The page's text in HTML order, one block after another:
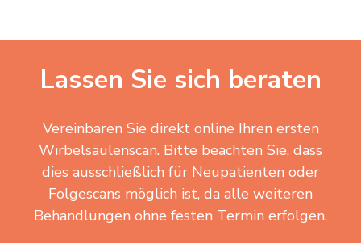
Lassen Sie sich beraten
Vereinbaren Sie direkt online Ihren ersten
Wirbelsäulenscan. Bitte beachten Sie, dass
dies ausschließlich für Neupatienten oder
Folgescans möglich ist, da alle weiteren
Behandlungen ohne festen Termin erfolgen.